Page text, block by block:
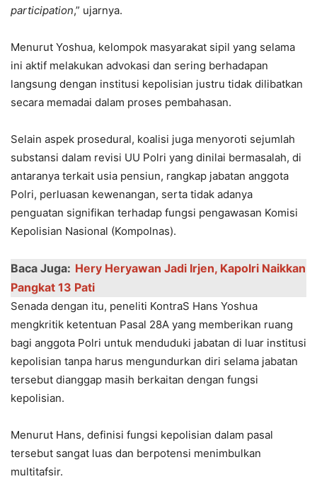
participation,” ujarnya.
Menurut Yoshua, kelompok masyarakat sipil yang selama
ini aktif melakukan advokasi dan sering berhadapan
langsung dengan institusi kepolisian justru tidak dilibatkan
secara memadai dalam proses pembahasan.
Selain aspek prosedural, koalisi juga menyoroti sejumlah
substansi dalam revisi UU Polri yang dinilai bermasalah, di
antaranya terkait usia pensiun, rangkap jabatan anggota
Polri, perluasan kewenangan, serta tidak adanya
penguatan signifikan terhadap fungsi pengawasan Komisi
Kepolisian Nasional (Kompolnas).
Baca Juga: Hery Heryawan Jadi Irjen, Kapolri Naikkan
Pangkat 13 Pati
Senada dengan itu, peneliti KontraS Hans Yoshua
mengkritik ketentuan Pasal 28A yang memberikan ruang
bagi anggota Polri untuk menduduki jabatan di luar institusi
kepolisian tanpa harus mengundurkan diri selama jabatan
tersebut dianggap masih berkaitan dengan fungsi
kepolisian.
Menurut Hans, definisi fungsi kepolisian dalam pasal
tersebut sangat luas dan berpotensi menimbulkan
multitafsir.